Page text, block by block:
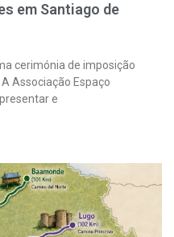
em Santiago de
cerimónia de imposição
Associação Espaço
e